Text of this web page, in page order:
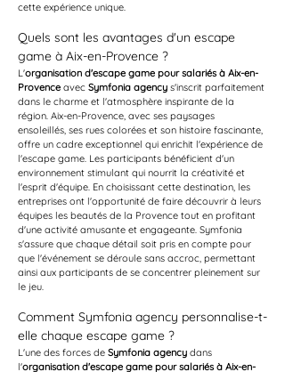
cette expérience unique.
Quels sont les avantages d'un escape
game à Aix-en-Provence ?
L'organisation d'escape game pour salariés à Aix-en-
Provence avec Symfonia agency s'inscrit parfaitement
dans le charme et l'atmosphère inspirante de la
région. Aix-en-Provence, avec ses paysages
ensoleillés, ses rues colorées et son histoire fascinante,
offre un cadre exceptionnel qui enrichit l'expérience de
l'escape game. Les participants bénéficient d'un
environnement stimulant qui nourrit la créativité et
l'esprit d'équipe. En choisissant cette destination, les
entreprises ont l'opportunité de faire découvrir à leurs
équipes les beautés de la Provence tout en profitant
d'une activité amusante et engageante. Symfonia
s'assure que chaque détail soit pris en compte pour
que l'événement se déroule sans accroc, permettant
ainsi aux participants de se concentrer pleinement sur
le jeu.
Comment Symfonia agency personnalise-t-
elle chaque escape game ?
L'une des forces de Symfonia agency dans
l'organisation d'escape game pour salariés à Aix-en-